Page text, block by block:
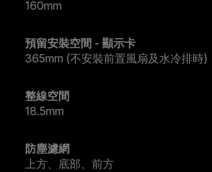
160mm
預留安裝空間 - 顯示卡
365mm (不安裝前置風扇及水冷排時)
整線空間
18.5mm
防塵濾網
上方、底部、前方